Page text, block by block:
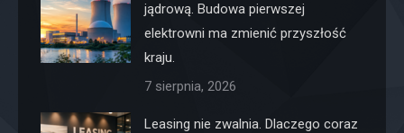
jądrową. Budowa pierwszej
elektrowni ma zmienić przyszłość
kraju.
7 sierpnia, 2026
Leasing nie zwalnia. Dlaczego coraz